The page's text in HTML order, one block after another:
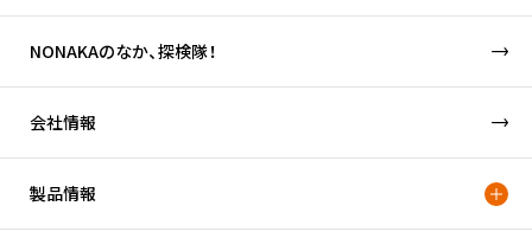
NONAKAのなか、探検隊！
会社情報
製品情報